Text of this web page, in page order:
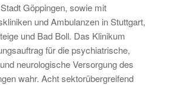
Göppingen, sowie mit
und Ambulanzen in Stuttgart,
und Bad Boll. Das Klinikum
für die psychiatrische,
neurologische Versorgung des
wahr. Acht sektorübergreifend